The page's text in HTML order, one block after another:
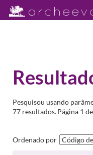
Pesquisou usando
77 resultados.Página 1
Ordenado por